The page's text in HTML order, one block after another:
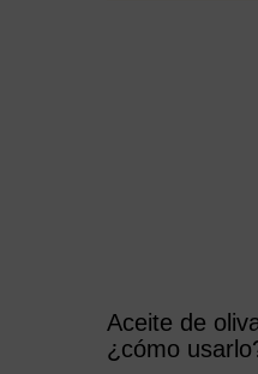
Aceite de
¿cómo